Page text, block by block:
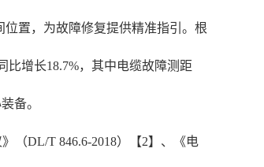
置，为故障修复提供精准指引。根
比增长18.7%，其中电缆故障测距
备。
（DL/T 846.6-2018）【2】、《电